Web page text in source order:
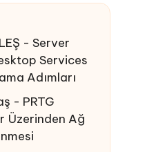
-Server
Services
Adımları
- PRTG
Üzerinden Ağ